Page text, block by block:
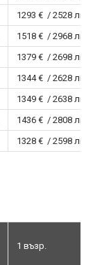
1293 € / 2528 лв.
1518 € / 2968 лв.
1379 € / 2698 лв.
1344 € / 2628 лв.
1349 € / 2638 лв.
1436 € / 2808 лв.
1328 € / 2598 лв.
1 възр.